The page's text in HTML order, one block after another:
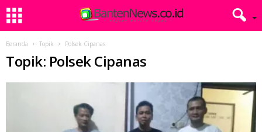
Beranda Topik Polsek Cipanas
Topik: Polsek Cipanas